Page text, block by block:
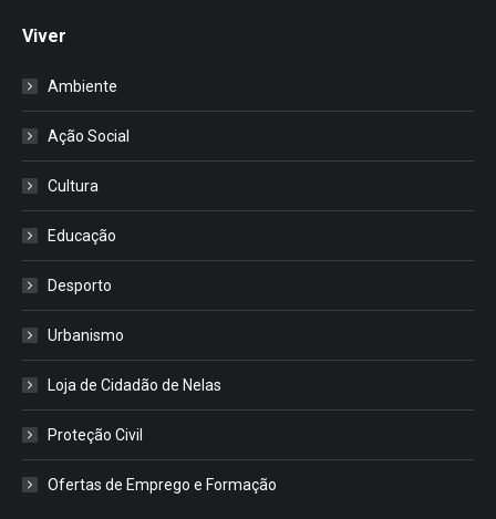
Viver
Ambiente
Ação Social
Cultura
Educação
Desporto
Urbanismo
Loja de Cidadão de Nelas
Proteção Civil
Ofertas de Emprego e Formação